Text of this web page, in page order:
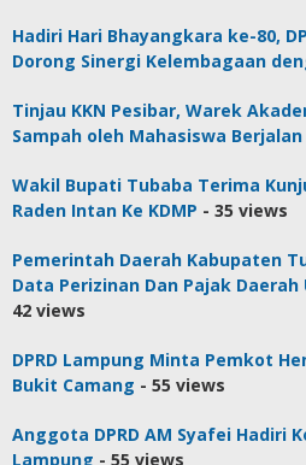
Hadiri Hari Bhayangkara ke-80,
Dorong Sinergi Kelembagaan
Tinjau KKN Pesibar, Warek
Sampah oleh Mahasiswa
Wakil Bupati Tubaba Terima
Raden Intan Ke KDMP - 35 views
Pemerintah Daerah Kabupaten
Data Perizinan Dan Pajak
42 views
DPRD Lampung Minta Pemkot
Bukit Camang - 55 views
Anggota DPRD AM Syafei Hadiri
Lampung - 55 views